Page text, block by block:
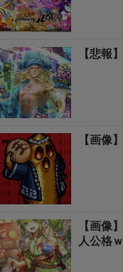
【悲報
【画像
【画像
人公格